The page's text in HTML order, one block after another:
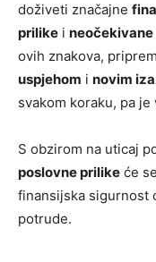
doživeti značajne
prilike i
ovih znakova,
uspjehom i novim
svakom koraku, pa
S obzirom na uticaj
poslovne prilike će
finansijska sigurnost
potrude.